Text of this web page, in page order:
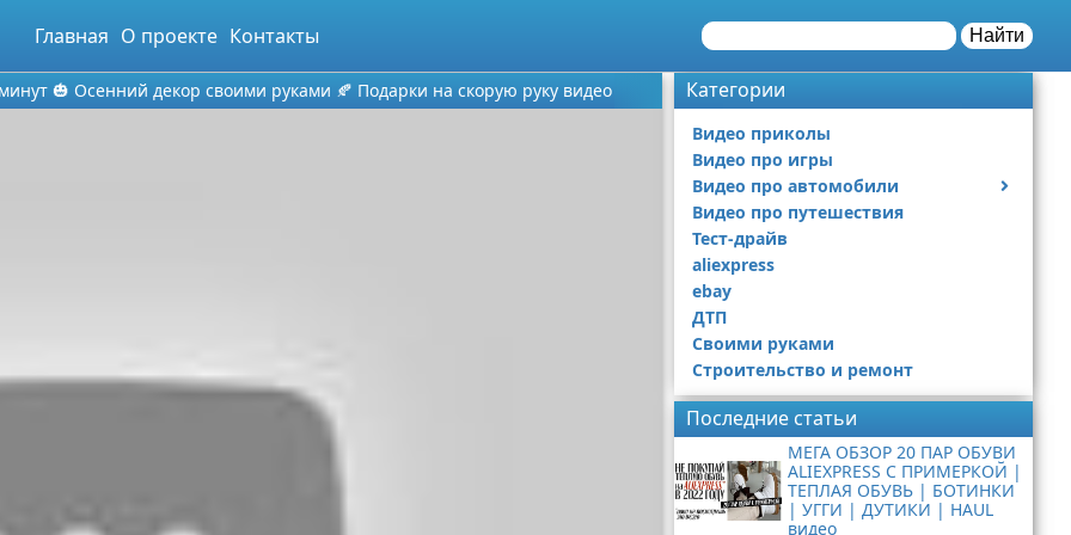
Главная О проекте Контакты Найти
🎃 Осенний декор своими руками 🍂 Подарки на скорую руку видео Категории
Видео приколы
Видео про игры
Видео про автомобили
Ремонт автомобиля
Видео про путешествия
Тест-драйв
aliexpress
ebay
ДТП
Своими руками
Строительство и ремонт
Последние статьи
МЕГА ОБЗОР 20 ПАР ОБУВИ
ALIEXPRESS С ПРИМЕРКОЙ |
ТЕПЛАЯ ОБУВЬ | БОТИНКИ
| УГГИ | ДУТИКИ | HAUL
видео